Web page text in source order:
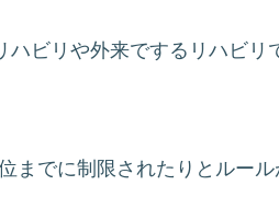
ハビリや外来でするリハビリ
までに制限されたりとルール